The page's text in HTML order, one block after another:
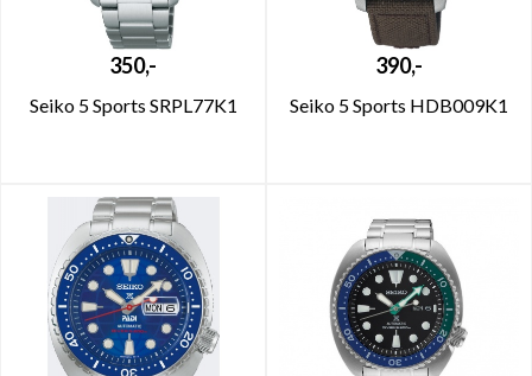
350,-
Seiko 5 Sports SRPL77K1
390,-
Seiko 5 Sports HDB009K1